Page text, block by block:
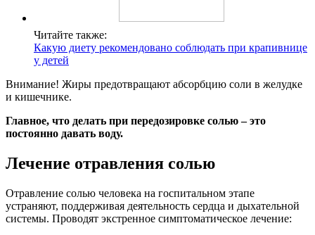
Читайте также:
Какую диету рекомендовано соблюдать при крапивнице
у детей
Внимание! Жиры предотвращают абсорбцию соли в желудке
и кишечнике.
Главное, что делать при передозировке солью – это
постоянно давать воду.
Лечение отравления солью
Отравление солью человека на госпитальном этапе
устраняют, поддерживая деятельность сердца и дыхательной
системы. Проводят экстренное симптоматическое лечение: